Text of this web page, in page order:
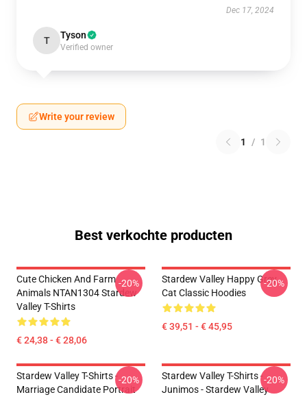
Dec 17, 2024
T Tyson
Verified owner
Write your review
1 / 1
Best verkochte producten
Cute Chicken And Farm
Animals NTAN1304 Stardew
Valley T-Shirts
€ 24,38 - € 28,06
-20%
Stardew Valley Happy Grey
Cat Classic Hoodies
€ 39,51 - € 45,95
-20%
Stardew Valley T-Shirts -
Marriage Candidate Portrait
-20%
Stardew Valley T-Shirts -
Junimos - Stardew Valley
-20%